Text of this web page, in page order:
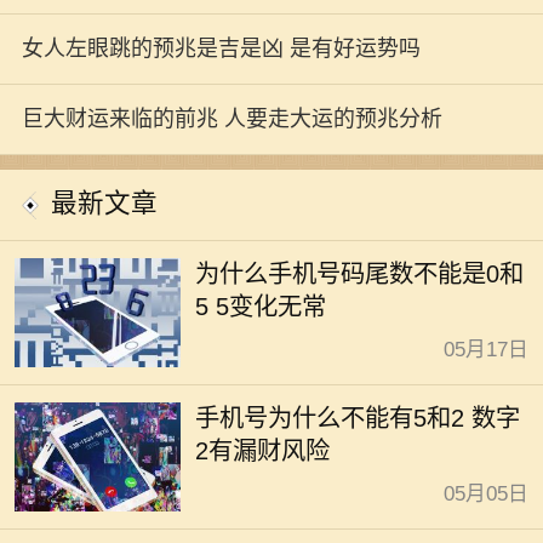
女人左眼跳的预兆是吉是凶 是有好运势吗
巨大财运来临的前兆 人要走大运的预兆分析
最新文章
为什么手机号码尾数不能是0和
5 5变化无常
05月17日
手机号为什么不能有5和2 数字
2有漏财风险
05月05日